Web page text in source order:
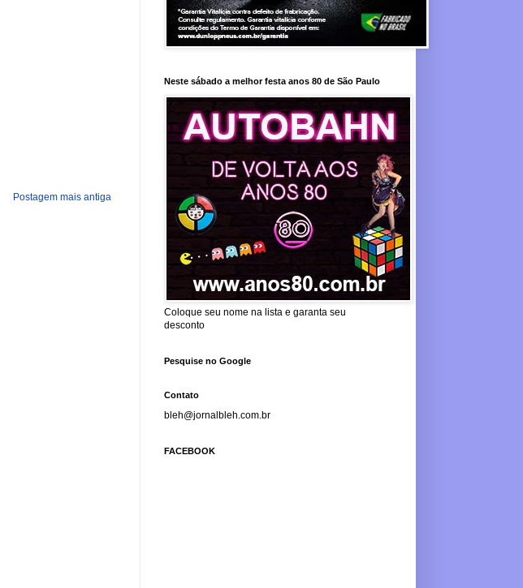
Postagem mais antiga
Neste sábado a melhor festa anos 80 de São Paulo
Coloque seu nome na lista e garanta seu
desconto
Pesquise no Google
Contato
bleh@jornalbleh.com.br
FACEBOOK